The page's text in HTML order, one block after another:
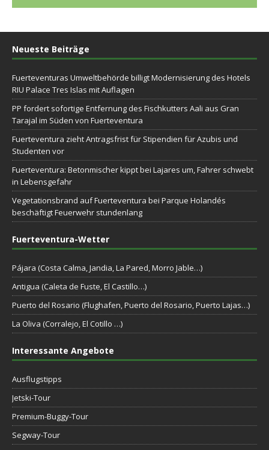
Neueste Beiträge
Fuerteventuras Umweltbehörde billigt Modernisierung des Hotels
RIU Palace Tres Islas mit Auflagen
PP fordert sofortige Entfernung des Fischkutters Aali aus Gran
Tarajal im Süden von Fuerteventura
Fuerteventura zieht Antragsfrist für Stipendien für Azubis und
Studenten vor
Fuerteventura: Betonmischer kippt bei Lajares um, Fahrer schwebt
in Lebensgefahr
Vegetationsbrand auf Fuerteventura bei Parque Holandés
beschäftigt Feuerwehr stundenlang
Fuerteventura-Wetter
Pájara (Costa Calma, Jandia, La Pared, Morro Jable…)
Antigua (Caleta de Fuste, El Castillo…)
Puerto del Rosario (Flughafen, Puerto del Rosario, Puerto Lajas…)
La Oliva (Corralejo, El Cotillo …)
Interessante Angebote
Ausflugstipps
Jetski-Tour
Premium-Buggy-Tour
Segway-Tour